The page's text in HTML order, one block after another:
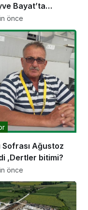
Bayat’ta
ve
yatırımlarını
geçirmeye
edeceğiz”
önce
Ağustoz
,Dertler bitimi?
önce